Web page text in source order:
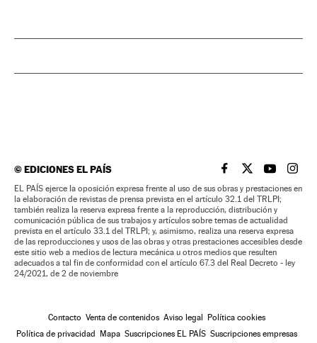
©EDICIONES EL PAÍS EL PAÍS BRASIL EN
EL PAÍSEL PAÍS
EL
EL PAÍS ejerce la oposición expresa frente al uso de sus obras y prestaciones en
la elaboración de revistas de prensa prevista en el artículo 32.1 del TRLPI;
también realiza la reserva expresa frente a la reproducción, distribución y
comunicación pública de sus trabajos y artículos sobre temas de actualidad
prevista en el artículo 33.1 del TRLPI; y, asimismo, realiza una reserva expresa
de las reproducciones y usos de las obras y otras prestaciones accesibles desde
este sitio web a medios de lectura mecánica u otros medios que resulten
adecuados a tal fin de conformidad con el artículo 67.3 del Real Decreto - ley
24/2021, de 2 de noviembre
Contacto Venta de contenidos Aviso legal
Política cookies
Política de privacidad
Mapa Suscripciones EL PAÍS Suscripciones empresas